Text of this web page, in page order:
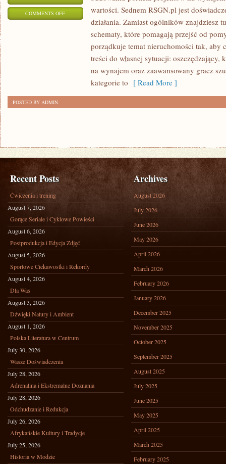
COMMENTS OFFON
NIERUCHOMOŚCI
WAKACYJNE
wartości. Sednem RSGN.pl jest
działania. Zamiast ogólników znajdziesz
schematy, które pomagają przejść od
porządkuje temat nieruchomości tak, aby
treści do własnej sytuacji: oszczędzający,
na wynajem oraz zaawansowany gracz
kategorie to [ Read More ]
POSTED BY ADMIN
Recent Posts
Ćwiczenia i trening
August 7, 2026
Gorące Seriale i Cyklowe Powieści
August 6, 2026
Postprodukcja i Edycja Zdjęć
August 5, 2026
Sportowe Ciekawostki i Rekordy
August 4, 2026
Dla Was
August 3, 2026
Dźwięki Natury i Ambient
August 1, 2026
Polska Literatura w Centrum
July 30, 2026
Wasze Doświadczenia
July 28, 2026
Adrenalina i Ekstremalne Doznania
July 28, 2026
Odchudzanie i Redukcja
July 26, 2026
Afrykańskie Kultury i Tradycje
July 25, 2026
Historia w Modzie
Archives
August 2026
July 2026
June 2026
May 2026
April 2026
March 2026
February 2026
January 2026
December 2025
November 2025
October 2025
September 2025
August 2025
July 2025
June 2025
May 2025
April 2025
March 2025
February 2025